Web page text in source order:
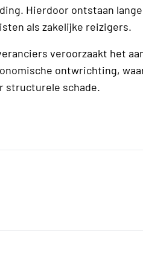
Hierdoor ontstaan
als zakelijke reizigers.
veroorzaakt het
ontwrichting,
structurele schade.